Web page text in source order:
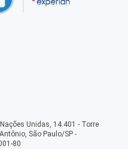
Unidas, 14.401 - Torre
São Paulo/SP -
80